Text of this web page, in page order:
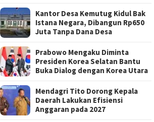
Kantor Desa Kemutug Kidul Bak
Istana Negara, Dibangun Rp650
Juta Tanpa Dana Desa
Prabowo Mengaku Diminta
Presiden Korea Selatan Bantu
Buka Dialog dengan Korea Utara
Mendagri Tito Dorong Kepala
Daerah Lakukan Efisiensi
Anggaran pada 2027